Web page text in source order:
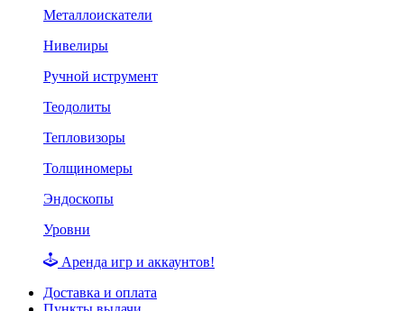
Металлоискатели
Нивелиры
Ручной иструмент
Теодолиты
Тепловизоры
Толщиномеры
Эндоскопы
Уровни
Аренда игр и аккаунтов!
Доставка и оплата